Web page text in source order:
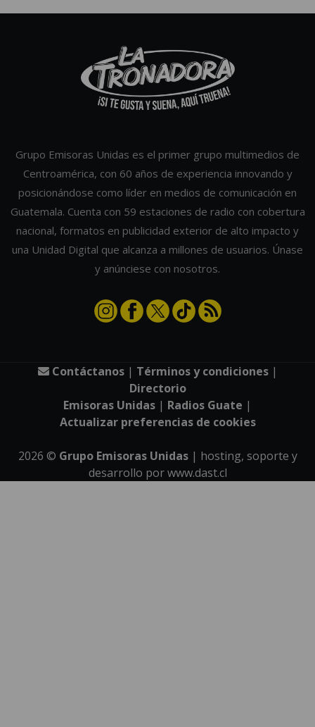
Grupo Emisoras Unidas es el primer grupo multimedios de
Centroamérica, con 60 años de experiencia innovando y
posicionándose como líder en medios de comunicación en
Guatemala. Cuenta con 59 estaciones de radio con cobertura
nacional, formatos en publicidad exterior de alto impacto y
una Unidad Digital que alcanza a millones de usuarios. Únase
y anúnciese con nosotros.
Contáctanos| Términos y condiciones|
Directorio
Emisoras Unidas | Radios Guate |
Actualizar preferencias de cookies
2026 © Grupo Emisoras Unidas| hosting, soporte y
desarrollo porwww.dast.cl